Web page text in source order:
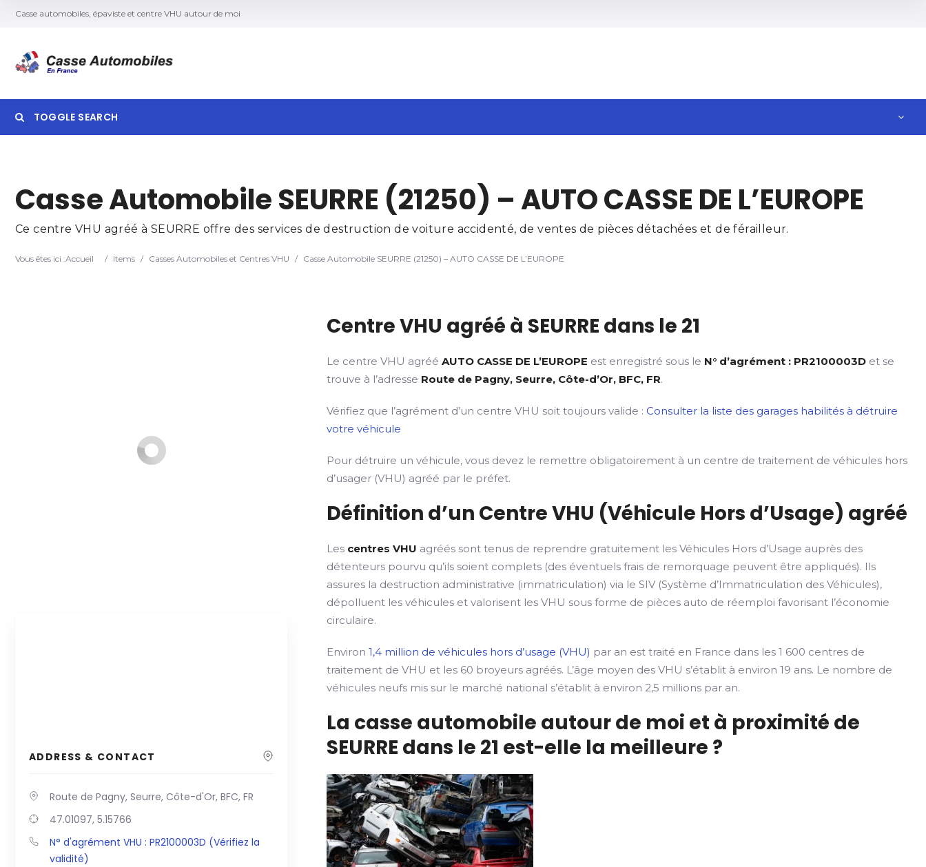
Casse automobiles, épaviste et centre VHU autour de moi
TOGGLE SEARCH
Search
Casse Automobile SEURRE (21250) – AUTO CASSE DE L’EUROPE
Ce centre VHU agréé à SEURRE offre des services de destruction de voiture accidenté, de ventes de pièces détachées et de férailleur.
Vous êtes ici :Accueil / Items / Casses Automobiles et Centres VHU / Casse Automobile SEURRE (21250) – AUTO CASSE DE L’EUROPE
ADDRESS & CONTACT
Route de Pagny, Seurre, Côte-d'Or, BFC, FR
47.01097, 5.15766
N° d'agrément VHU : PR2100003D (Vérifiez la
validité)
Centre VHU agréé à SEURRE dans le 21
Le centre VHU agrééAUTO CASSE DE L’EUROPE est enregistré sous le N° d’agrément : PR2100003D et se
trouve à l’adresse Route de Pagny, Seurre, Côte-d’Or, BFC, FR.
Vérifiez que l’agrément d’un centre VHU soit toujours valide : Consulter la liste des garages habilités à détruire
votre véhicule
Pour détruire un véhicule, vous devez le remettre obligatoirement à un centre de traitement de véhicules hors
d’usager (VHU) agréé par le préfet.
Définition d’un Centre VHU (Véhicule Hors d’Usage) agréé
Les centres VHU agréés sont tenus de reprendre gratuitement les Véhicules Hors d’Usage auprès des
détenteurs pourvu qu’ils soient complets (des éventuels frais de remorquage peuvent être appliqués). Ils
assures la destruction administrative (immatriculation) via le SIV (Système d’Immatriculation des Véhicules),
dépolluent les véhicules et valorisent les VHU sous forme de pièces auto de réemploi favorisant l’économie
circulaire.
Environ1,4 million de véhicules hors d’usage (VHU) par an est traité en France dans les 1 600 centres de
traitement de VHU et les 60 broyeurs agréés. L’âge moyen des VHU s’établit à environ 19 ans. Le nombre de
véhicules neufs mis sur le marché national s’établit à environ 2,5 millions par an.
La casse automobile autour de moi et à proximité de
SEURRE dans le 21 est-elle la meilleure ?